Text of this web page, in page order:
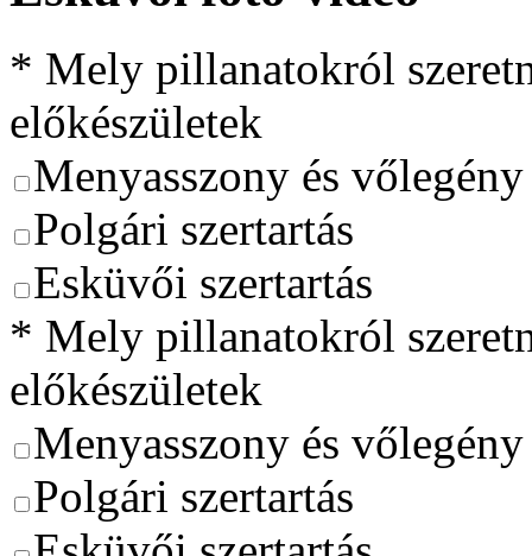
* Mely pillanatokról
előkészületek
Menyasszony és
Polgári szertartás
Esküvői szertartás
* Mely pillanatokról
előkészületek
Menyasszony és
Polgári szertartás